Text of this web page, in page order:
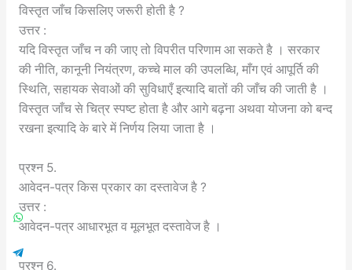
विस्तृत जाँच किसलिए जरूरी होती है ?
उत्तर :
यदि विस्तृत जाँच न की जाए तो विपरीत परिणाम आ सकते है । सरकार
की नीति, कानूनी नियंत्रण, कच्चे माल की उपलब्धि, माँग एवं आपूर्ति की
स्थिति, सहायक सेवाओं की सुविधाएँ इत्यादि बातों की जाँच की जाती है ।
विस्तृत जाँच से चित्र स्पष्ट होता है और आगे बढ़ना अथवा योजना को बन्द
रखना इत्यादि के बारे में निर्णय लिया जाता है ।
प्रश्न 5.
आवेदन-पत्र किस प्रकार का दस्तावेज है ?
उत्तर :
आवेदन-पत्र आधारभूत व मूलभूत दस्तावेज है ।
प्रश्न 6.